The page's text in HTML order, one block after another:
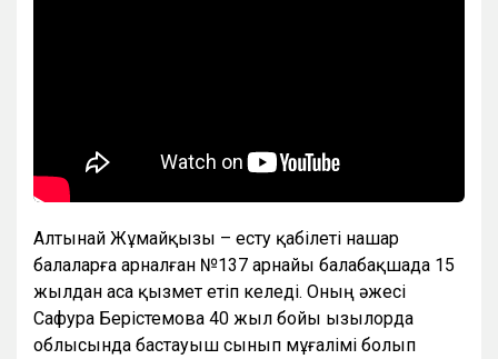
Алтынай Жұмайқызы – есту қабілеті нашар
балаларға арналған №137 арнайы балабақшада 15
жылдан аса қызмет етіп келеді. Оның әжесі
Сафура Берістемова 40 жыл бойы Қызылорда
облысында бастауыш сынып мұғалімі болып